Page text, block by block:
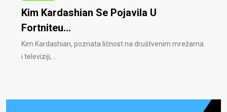
Kim Kardashian Se Pojavila U
Fortniteu...
Kim Kardashian, poznata ličnost na društvenim mrežama
i televiziji, ..